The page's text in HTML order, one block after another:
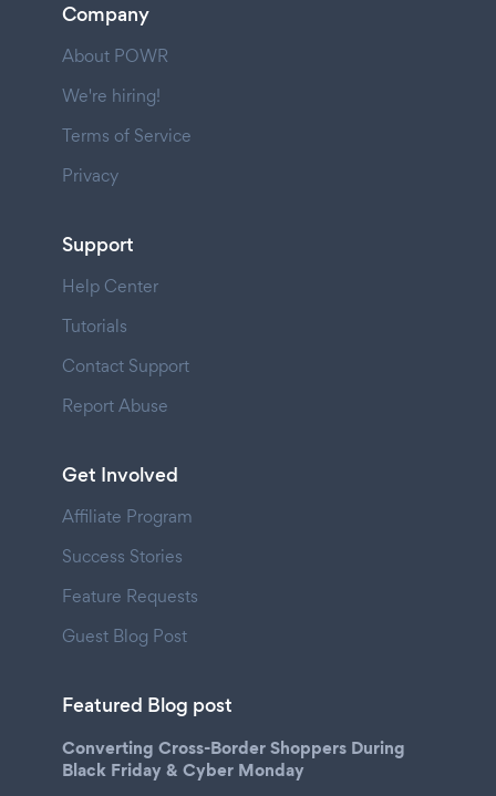
Company
About POWR
We're hiring!
Terms of Service
Privacy
Support
Help Center
Tutorials
Contact Support
Report Abuse
Get Involved
Affiliate Program
Success Stories
Feature Requests
Guest Blog Post
Featured Blog post
Converting Cross-Border Shoppers During
Black Friday & Cyber Monday